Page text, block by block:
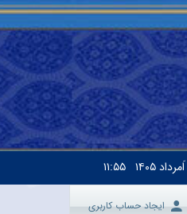
۱۱:۵۵
ایجاد حساب کاربری